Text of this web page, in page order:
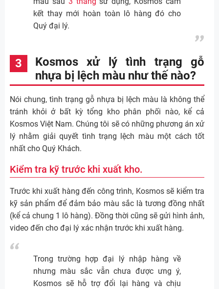
kết thay mới hoàn toàn lô hàng đó cho
Quý đại lý.
Kosmos xử lý tình trạng gỗ
nhựa bị lệch màu như thế nào?
Nói chung, tình trạng gỗ nhựa bị lệch màu là không thể
tránh khỏi ở bất kỳ tổng kho phân phối nào, kể cả
Kosmos Việt Nam. Chúng tôi sẽ có những phương án xử
lý nhằm giải quyết tình trạng lệch màu một cách tốt
nhất cho Quý Khách.
Kiểm tra kỹ trước khi xuất kho.
Trước khi xuất hàng đến công trình, Kosmos sẽ kiểm tra
kỹ sản phẩm để đảm bảo màu sắc là tương đồng nhất
(kể cả chung 1 lô hàng). Đồng thời cũng sẽ gửi hình ảnh,
video đến cho đại lý xác nhận trước khi xuất hàng.
Trong trường hợp đại lý nhập hàng về
nhưng màu sắc vẫn chưa được ưng ý,
Kosmos sẽ hỗ trợ đổi lại hàng và chịu